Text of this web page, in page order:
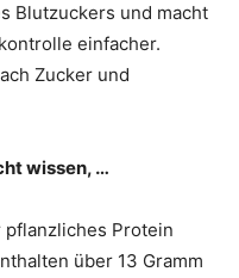
Blutzuckers und macht
einfacher.
Zucker und
wissen, …
Protein
über 13 Gramm